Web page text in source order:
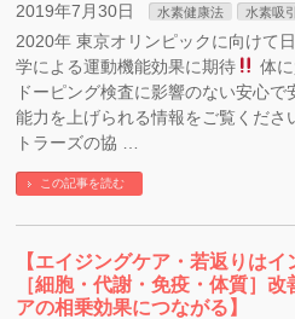
2019年7月30日 水素健康法 水素吸引
2020年 東京オリンピックに向けて
学による運動機能効果に期待
体に
ドーピング検査に影響のない安心で
能力を上げられる情報をご覧くださ
トラーズの協 …
この記事を読む
【エイジングケア・若返りはイ
［細胞・代謝・免疫・体質］改
アの相乗効果につながる】